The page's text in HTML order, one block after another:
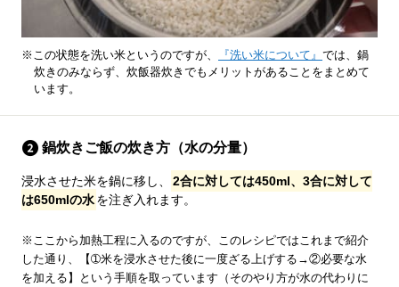
※この状態を洗い米というのですが、 『洗い米について』 では、鍋
炊きのみならず、炊飯器炊きでもメリットがあることをまとめて
います。
鍋炊きご飯の炊き方（水の分量）
浸水させた米を鍋に移し、
2合に対しては450ml、3合に対して
は650mlの水を注ぎ入れます。
※ここから加熱工程に入るのですが、このレシピではこれまで紹介
した通り、【➀米を浸水させた後に一度ざる上げする→②必要な水
を加える】という手順を取っています（そのやり方が水の代わりに